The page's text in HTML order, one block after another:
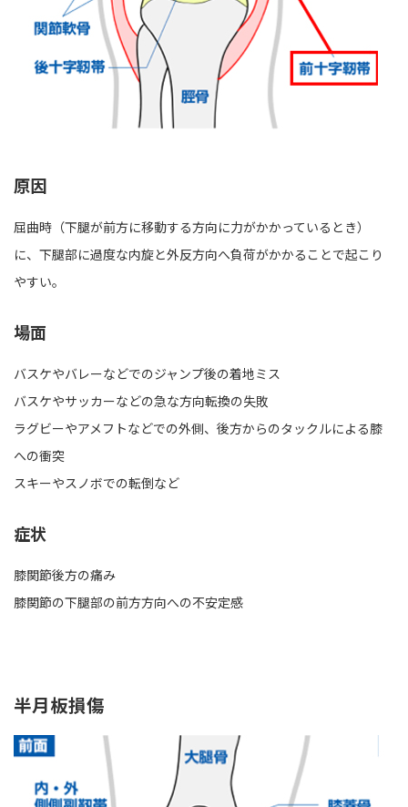
原因
屈曲時（下腿が前方に移動する方向に力がかかっているとき）
に、下腿部に過度な内旋と外反方向へ負荷がかかることで起こり
やすい。
場面
バスケやバレーなどでのジャンプ後の着地ミス
バスケやサッカーなどの急な方向転換の失敗
ラグビーやアメフトなどでの外側、後方からのタックルによる膝
への衝突
スキーやスノボでの転倒など
症状
膝関節後方の痛み
膝関節の下腿部の前方方向への不安定感
半月板損傷